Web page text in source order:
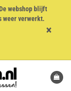
webshop blijft
weer verwerkt.
×